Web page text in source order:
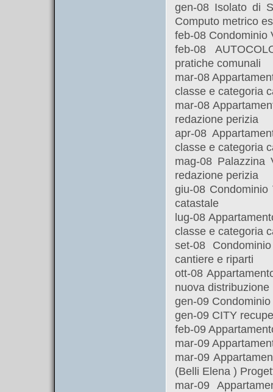
gen-08 Isolato di
Computo metrico
feb-08 Condominio
feb-08
pratiche comunali
mar-08
classe e categoria
mar-08
redazione perizia
apr-08
classe e categoria
mag-08
redazione perizia
giu-08
catastale
lug-08
classe e categoria
set-08
cantiere e riparti
ott-08
nuova distribuzione
gen-09
gen-09 CITY
feb-09
mar-09
mar-09
(Belli Elena )
mar-09